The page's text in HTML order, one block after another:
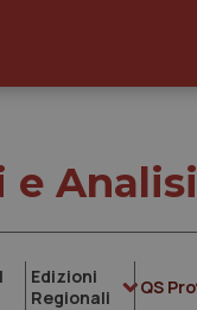
e Analisi
Edizioni
Regionali
QS Pro